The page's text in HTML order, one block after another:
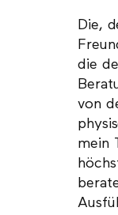
Die,
die
von
mein